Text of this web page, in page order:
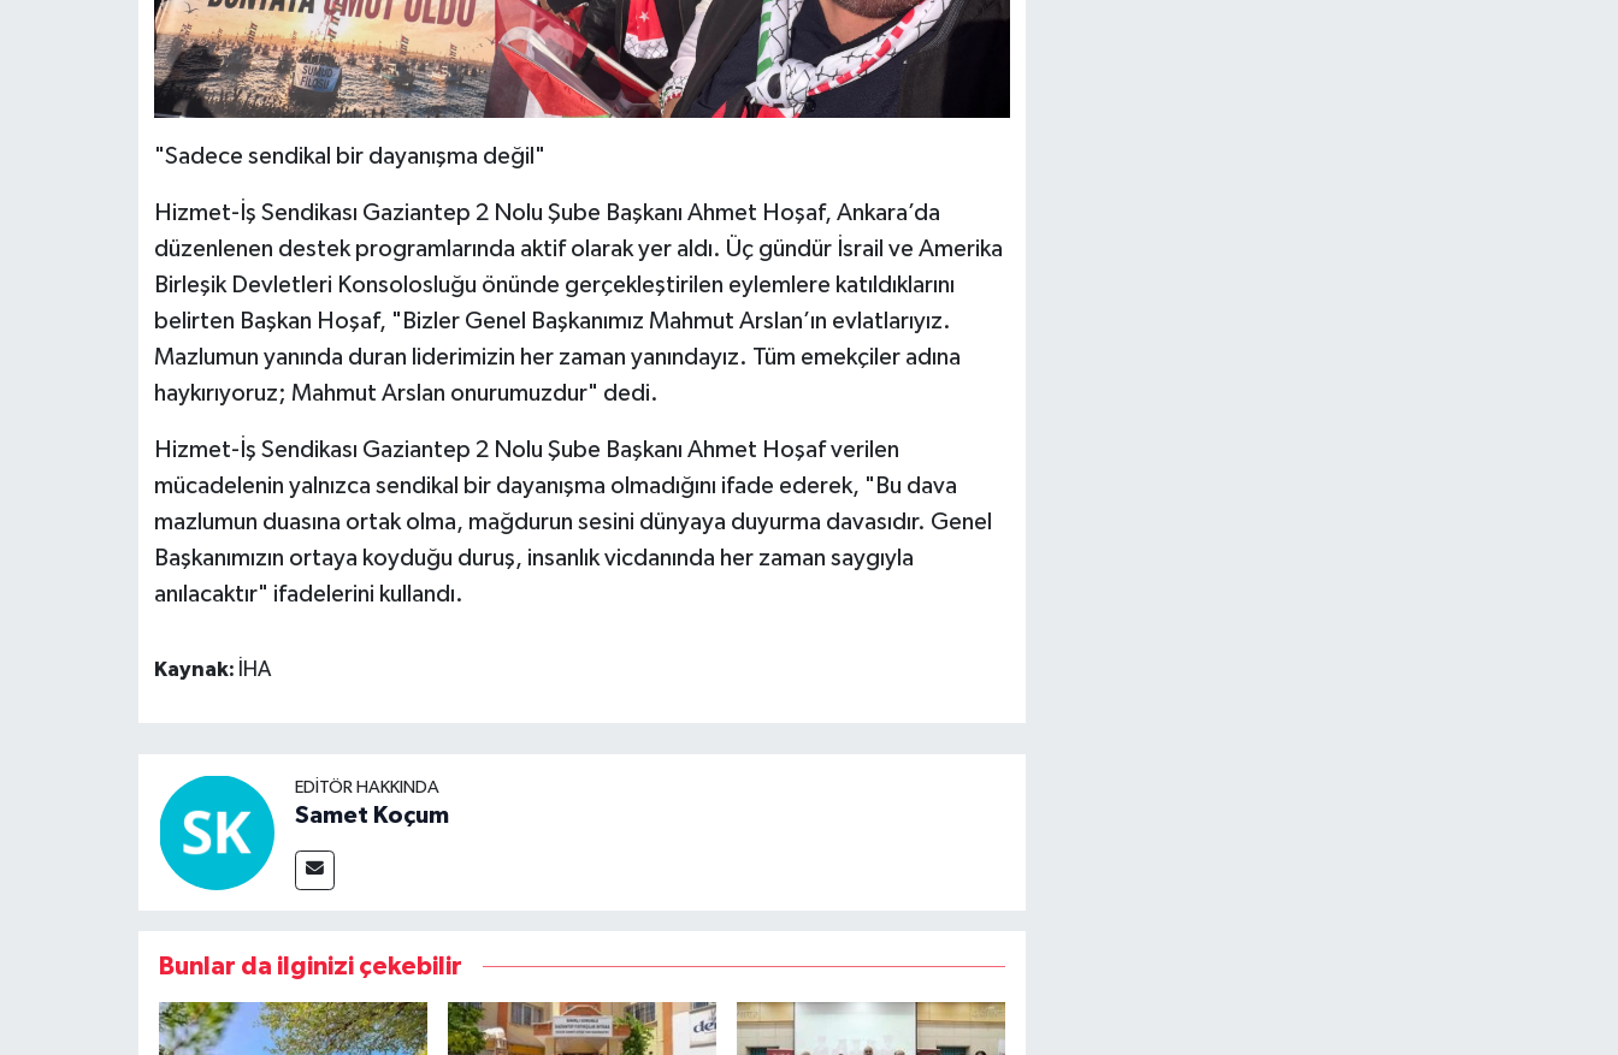
"Sadece sendikal bir dayanışma değil"
Hizmet-İş Sendikası Gaziantep 2 Nolu Şube Başkanı Ahmet Hoşaf, Ankara’da
düzenlenen destek programlarında aktif olarak yer aldı. Üç gündür İsrail ve Amerika
Birleşik Devletleri Konsolosluğu önünde gerçekleştirilen eylemlere katıldıklarını
belirten Başkan Hoşaf, "Bizler Genel Başkanımız Mahmut Arslan’ın evlatlarıyız.
Mazlumun yanında duran liderimizin her zaman yanındayız. Tüm emekçiler adına
haykırıyoruz; Mahmut Arslan onurumuzdur" dedi.
Hizmet-İş Sendikası Gaziantep 2 Nolu Şube Başkanı Ahmet Hoşaf verilen
mücadelenin yalnızca sendikal bir dayanışma olmadığını ifade ederek, "Bu dava
mazlumun duasına ortak olma, mağdurun sesini dünyaya duyurma davasıdır. Genel
Başkanımızın ortaya koyduğu duruş, insanlık vicdanında her zaman saygıyla
anılacaktır" ifadelerini kullandı.
Kaynak: İHA
EDITÖR HAKKINDA
Samet Koçum
Bunlar da ilginizi çekebilir